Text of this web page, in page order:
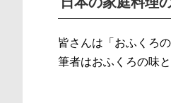
皆さんは「おふくろ
筆者はおふくろの味